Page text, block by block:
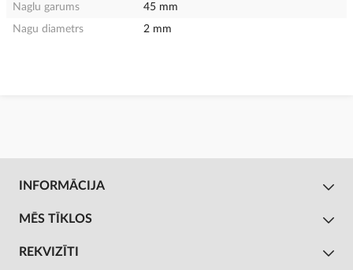
Naglu garums
45 mm
Nagu diametrs
2 mm
INFORMĀCIJA
MĒS TĪKLOS
REKVIZĪTI